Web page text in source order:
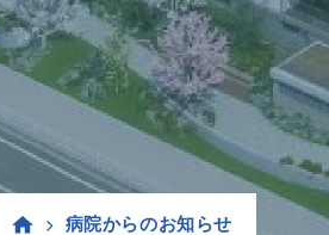
病院からのお知らせ